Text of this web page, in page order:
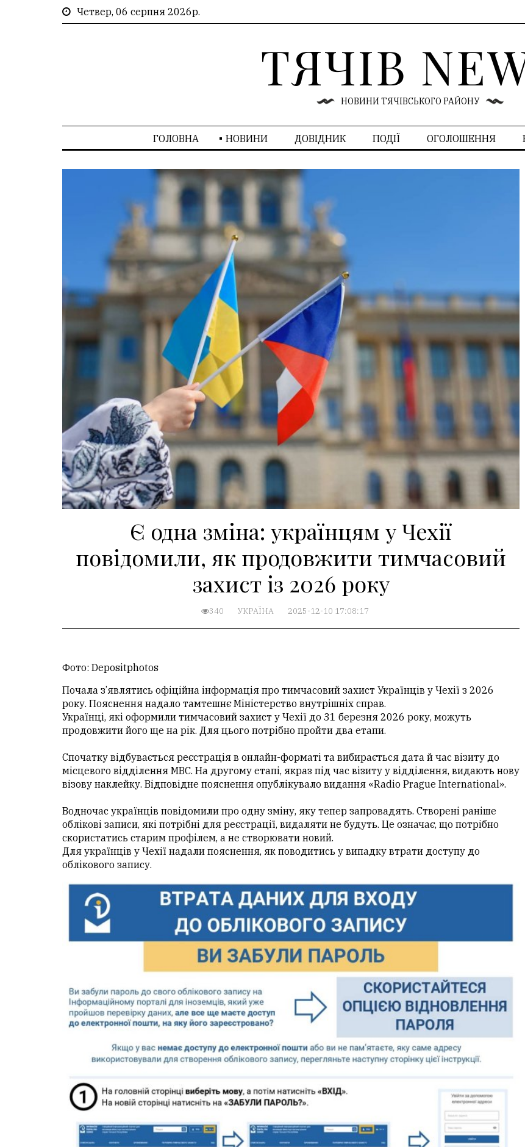
Четвер, 06 серпня 2026р.
ТЯЧІВ
НОВИНИ ТЯЧІВСЬКОГО РАЙОНУ
ГОЛОВНА НОВИНИ ДОВІДНИК ПОДІЇ ОГОЛОШЕННЯ
Є одна зміна: українцям у Чехії
повідомили, як продовжити тимчасовий
захист із 2026 року
340 УКРАЇНА 2025-12-10 17:08:17
Фото: Depositphotos
Почала з’являтись офіційна інформація про тимчасовий захист Українців у Чехії з 2026
року. Пояснення надало тамтешнє Міністерство внутрішніх справ.
Українці, які оформили тимчасовий захист у Чехії до 31 березня 2026 року, можуть
продовжити його ще на рік. Для цього потрібно пройти два етапи.
Спочатку відбувається реєстрація в онлайн-форматі та вибирається дата й час візиту до
місцевого відділення МВС. На другому етапі, якраз під час візиту у відділення, видають нову
візову наклейку. Відповідне пояснення опублікувало видання «Radio Prague International».
Водночас українців повідомили про одну зміну, яку тепер запровадять. Створені раніше
облікові записи, які потрібні для реєстрації, видаляти не будуть. Це означає, що потрібно
скористатись старим профілем, а не створювати новий.
Для українців у Чехії надали пояснення, як поводитись у випадку втрати доступу до
облікового запису.